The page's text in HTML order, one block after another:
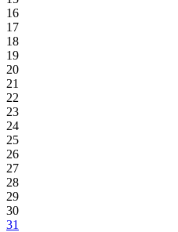
16
17
18
19
20
21
22
23
24
25
26
27
28
29
30
31